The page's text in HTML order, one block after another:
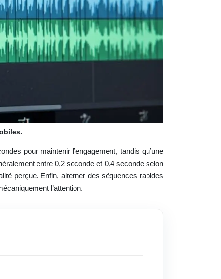
pour maintenir l’engagement, tandis qu’une
entre 0,2 seconde et 0,4 seconde selon
perçue. Enfin, alterner des séquences rapides
l’attention.